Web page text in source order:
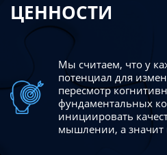
ЦЕННОСТИ
Мы считаем, что у
потенциал для
пересмотр
фундаментальных
инициировать
мышлении, а значит